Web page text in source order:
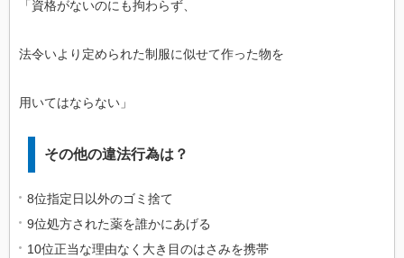
「資格がないのにも拘わらず、
法令いより定められた制服に似せて作った物を
用いてはならない」
その他の違法行為は？
8位指定日以外のゴミ捨て
9位処方された薬を誰かにあげる
10位正当な理由なく大き目のはさみを携帯